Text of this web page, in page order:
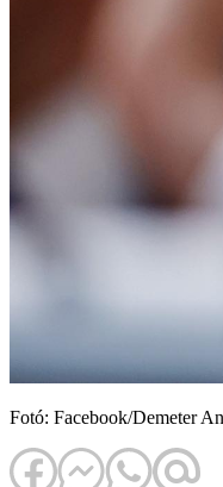
Fotó: Facebook/Demeter